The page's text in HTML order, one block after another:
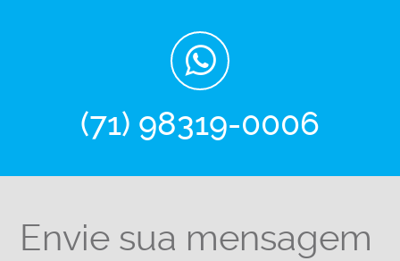
(71) 98319-0006
Envie sua mensagem